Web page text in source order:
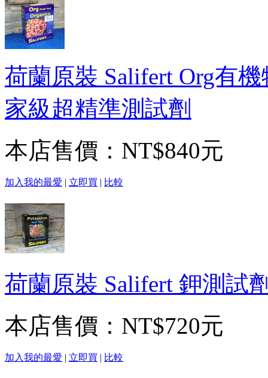
荷蘭原裝 Salifert Org有
家級超精準測試劑
本店售價： NT$840元
加入我的最愛 | 立即買 | 比較
荷蘭原裝 Salifert 鉀測試
本店售價： NT$720元
加入我的最愛 | 立即買 | 比較